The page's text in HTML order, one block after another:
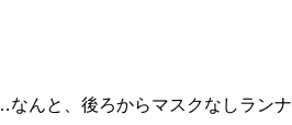
なんと、後ろからマスクなしランナ